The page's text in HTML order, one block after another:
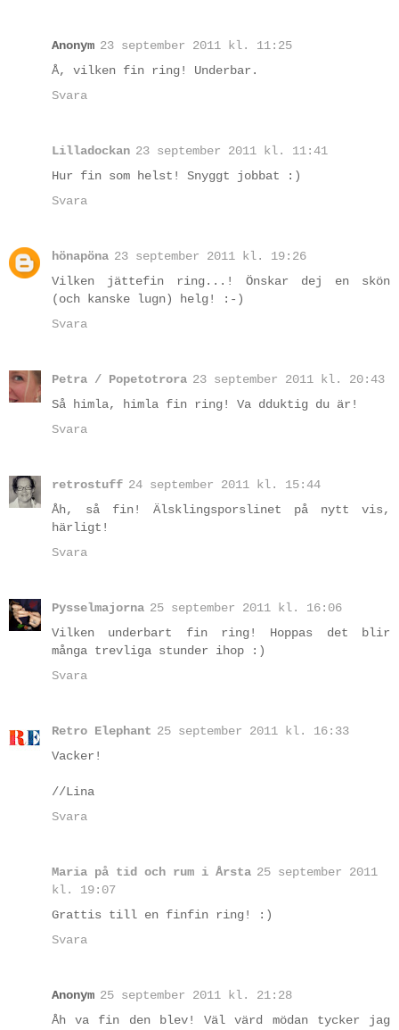
Anonym 23 september 2011 kl. 11:25
Å, vilken fin ring! Underbar.
Svara
Lilladockan 23 september 2011 kl. 11:41
Hur fin som helst! Snyggt jobbat :)
Svara
hönapöna 23 september 2011 kl. 19:26
Vilken jättefin ring...! Önskar dej en skön
(och kanske lugn) helg! :-)
Svara
Petra / Popetotrora 23 september 2011 kl. 20:43
Så himla, himla fin ring! Va dduktig du är!
Svara
retrostuff 24 september 2011 kl. 15:44
Åh, så fin! Älsklingsporslinet på nytt vis,
härligt!
Svara
Pysselmajorna 25 september 2011 kl. 16:06
Vilken underbart fin ring! Hoppas det blir
många trevliga stunder ihop :)
Svara
Retro Elephant 25 september 2011 kl. 16:33
Vacker!
//Lina
Svara
Maria på tid och rum i Årsta 25 september 2011
kl. 19:07
Grattis till en finfin ring! :)
Svara
Anonym 25 september 2011 kl. 21:28
Åh va fin den blev! Väl värd mödan tycker jag